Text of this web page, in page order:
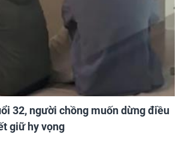
32, người chồng muốn dừng điều
giữ hy vọng